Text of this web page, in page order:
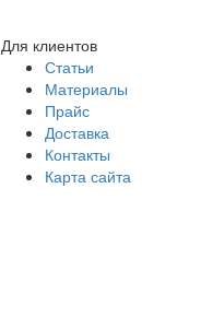
Для клиентов
Статьи
Материалы
Прайс
Доставка
Контакты
Карта сайта